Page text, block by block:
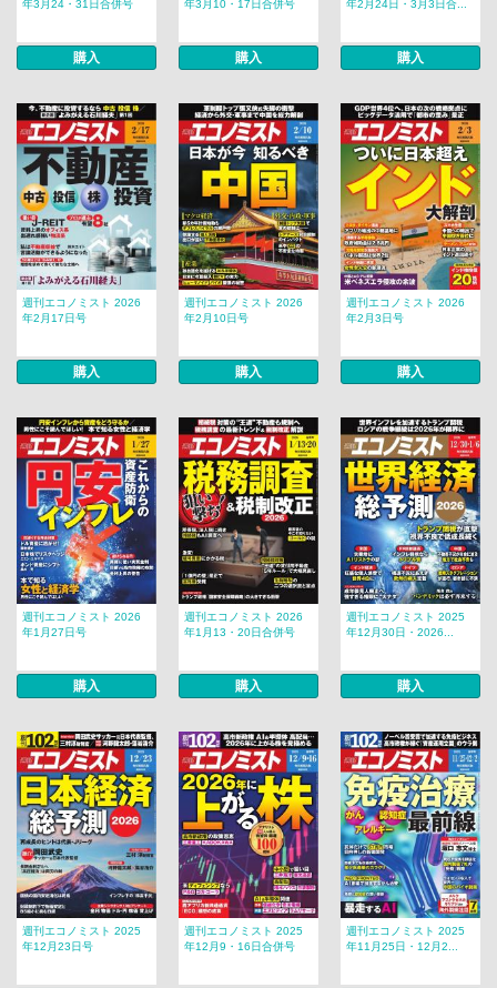
年3月24・31日合併号
購入
年3月10・17日合併号
購入
年2月24日・3月3日合...
購入
週刊エコノミスト 2026
年2月17日号
購入
週刊エコノミスト 2026
年2月10日号
購入
週刊エコノミスト 2026
年2月3日号
購入
週刊エコノミスト 2026
年1月27日号
購入
週刊エコノミスト 2026
年1月13・20日合併号
購入
週刊エコノミスト 2025
年12月30日・2026...
購入
週刊エコノミスト 2025
年12月23日号
週刊エコノミスト 2025
年12月9・16日合併号
週刊エコノミスト 2025
年11月25日・12月2...